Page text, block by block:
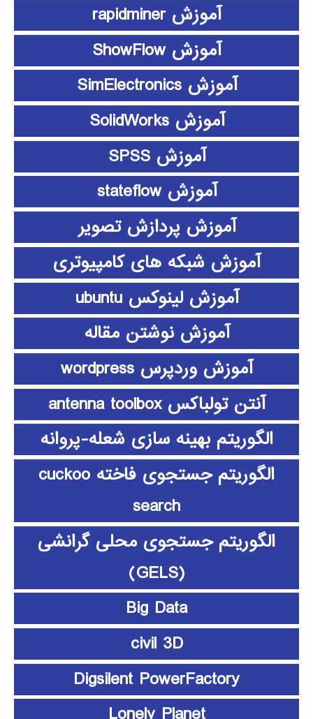
آموزش rapidminer
آموزش ShowFlow
آموزش SimElectronics
آموزش SolidWorks
آموزش SPSS
آموزش stateflow
آموزش پردازش تصویر
آموزش شبکه های کامپیوتری
آموزش لینوکس ubuntu
آموزش نوشتن مقاله
آموزش وردپرس wordpress
آنتن تولباکس antenna toolbox
الگوریتم بهینه سازی شعله-پروانه
الگوریتم جستجوی فاخته cuckoo
search
الگوریتم جستجوی محلی گرانشی
(GELS)
Big Data
civil 3D
Digsilent PowerFactory